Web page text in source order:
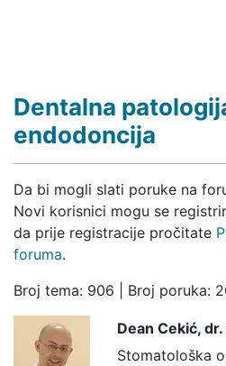
Dentalna
endodoncija
Da bi mogli slati poruke na
Novi korisnici mogu se
da prije registracije pročitate
foruma.
Broj tema: 906 | Broj poruka:
Dean Cekić, dr.
Stomatološka